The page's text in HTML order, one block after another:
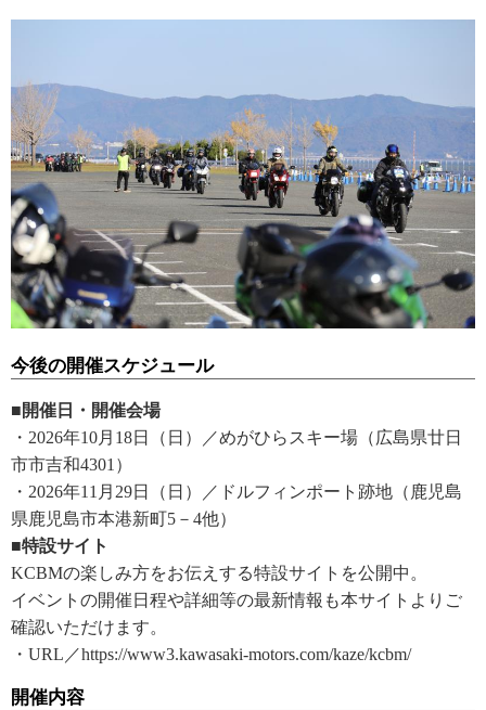
今後の開催スケジュール
■開催日・開催会場
・2026年10月18日（日）／めがひらスキー場（広島県廿日
市市吉和4301）
・2026年11月29日（日）／ドルフィンポート跡地（鹿児島
県鹿児島市本港新町5－4他）
■特設サイト
KCBMの楽しみ方をお伝えする特設サイトを公開中。
イベントの開催日程や詳細等の最新情報も本サイトよりご
確認いただけます。
・URL／https://www3.kawasaki-motors.com/kaze/kcbm/
開催内容